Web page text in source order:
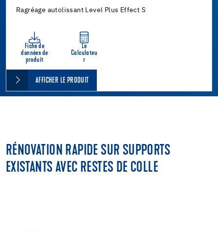
Ragréage autolissant Level Plus Effect S
Fiche de
données de
produit
Le
Calculateu
r
AFFICHER LE PRODUIT
RÉNOVATION RAPIDE SUR SUPPORTS
EXISTANTS AVEC RESTES DE COLLE